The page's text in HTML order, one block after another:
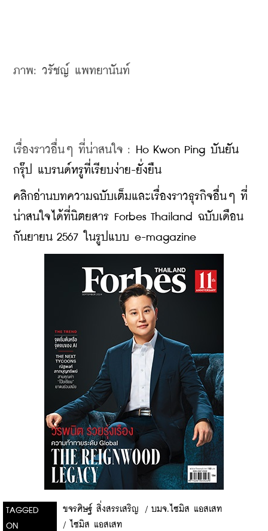
ภาพ: วรัชญ์ แพทยานันท์
เรื่องราวอื่นๆ ที่น่าสนใจ :
Ho Kwon Ping บันยัน
กรุ๊ป แบรนด์หรูที่เรียบง่าย-ยั่งยืน
คลิกอ่านบทความฉบับเต็มและเรื่องราวธุรกิจอื่นๆ ที่
น่าสนใจได้ที่นิตยสาร Forbes Thailand ฉบับเดือน
กันยายน 2567 ในรูปแบบ e-magazine
TAGGED
ON
ขจรศิษฐ์ สิ่งสรรเสริญ / บมจ.ไซมิส แอสเสท
/
ไซมิส แอสเสท